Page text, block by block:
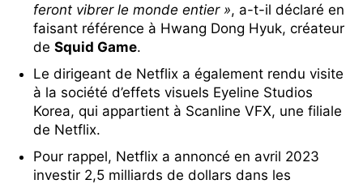
feront vibrer le monde entier », a-t-il déclaré en
faisant référence à Hwang Dong Hyuk, créateur
de Squid Game.
Le dirigeant de Netflix a également rendu visite
à la société d’effets visuels Eyeline Studios
Korea, qui appartient à Scanline VFX, une filiale
de Netflix.
Pour rappel, Netflix a annoncé en avril 2023
investir 2,5 milliards de dollars dans les